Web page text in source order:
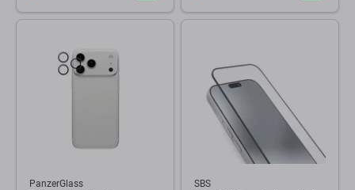
PanzerGlass
SBS